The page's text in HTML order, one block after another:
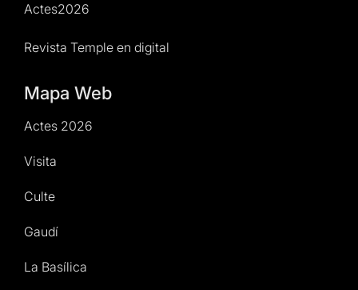
Actes2026
Revista Temple en digital
Mapa Web
Actes 2026
Visita
Culte
Gaudí
La Basílica